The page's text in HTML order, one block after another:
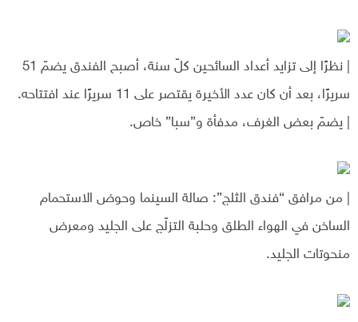
| نظرًا إلى تزايد أعداد السائحين كلّ سنة، أصبح الفندق يضمّ 51
سريرًا، بعد أن كان عدد الأخيرة يقتصر على 11 سريرًا عند افتتاحه.
| يضمّ بعض الغرف، مدفأة و”سبا” خاص.
| من مرافق “فندق الثلج”: صالة السينما وحوض الاستحمام
الساخن في الهواء الطلق وحلبة التزلّج على الجليد ومعرض
منحوتات الجليد.